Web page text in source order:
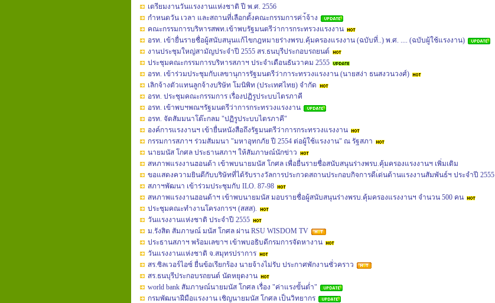
เตรียมงานวันแรงงานแห่งชาติ ปี พ.ศ. 2556
กำหนดวัน เวลา และสถานที่เลือกตั้งคณะกรรมการค่า้จ้าง
คณะกรรมการบริหารสพท.เข้าพบรัฐมนตรีว่าการกระทรวงแรงงาน
อรท. เข้ายื่นรายชื่อผู้สนับสนุนแก้ไขกฎหมายร่างพรบ.คุ้มครองแรงงาน (ฉบับที่..) พ.ศ. .... (ฉบับผู้ใช้แรงงาน)
งานประชุมใหญ่สามัญประจำปี 2555 สร.ธนบุรีประกอบรถยนต์
ประชุมคณะกรรมการบริหารสภาฯ ประจำเดือนธันวาคม 2555
อรท. เข้าร่วมประชุมกับเลขานุการรัฐมนตรีว่าการะทรวงแรงงาน (นายสง่า ธนสงวนวงศ์)
เลิกจ้างตัวแทนลูกจ้างบริษัท โมนิพิท (ประเทศไทย) จำกัด
อรท. ประชุมคณะกรรมการ เรื่องปฏิรูประบบไตรภาคี
อรท. เข้าพบฯพณฯรัฐมนตรีว่าการกระทรวงแรงงาน
อรท. จัดสัมมนาโต๊ะกลม "ปฏิรูประบบไตรภาคี"
องค์การแรงงานฯ เข้ายื่นหนังสือถึงรัฐมนตรีว่าการกระทรวงแรงงาน
กรรมการสภาฯ ร่วมสัมมนา "มหาอุทกภัย ปี 2554 ต่อผู้ใช้แรงงาน" ณ รัฐสภา
นายมนัส โกศล ประธานสภาฯ ให้สัมภาษณ์นักข่าว
สหภาพแรงงานฮอนด้า เข้าพบนายมนัส โกศล เพื่อยื่นรายชื่อสนับสนุนร่างพรบ.คุ้มครองแรงงานฯ เพิ่มเติม
ขอแสดงความยินดีกับบริษัทที่ได้รับรางวัลการประกวดสถานประกอบกิจการดีเ่ด่นด้านแรงงานสัมพันธ์ฯ ประจำปี 2555
สภาฯพัฒนา เข้าร่วมประชุมกับ ILO. 87-98
สหภาพแรงงานฮอนด้าฯ เข้าพบนายมนัส มอบรายชื่อผู้สนับสนุนร่างพรบ.คุ้มครองแรงงานฯ จำนวน 500 คน
ประชุมคณะทำงานโครงการฯ (สสส).
วันแรงงานแห่งชาติ ประจำปี 2555
ม.รังสิต สัมภาษณ์ มนัส โกศล ผ่าน RSU WISDOM TV
ประธานสภาฯ พร้อมเลขาฯ เข้าพบอธิบดีกรมการจัดหางาน
วันแรงงานแห่งชาติ จ.สมุทรปราการ
สร.ซิลเวอร์ไอซ์ ยื่นข้อเรียกร้อง นายจ้างไม่รับ ประกาศพักงานชั่วคราว
สร.ธนบุรีประกอบรถยนต์ นัดหยุดงาน
world bank สัมภาษณ์นายมนัส โกศล เรื่อง "ค่าแรงขั้นต่ำ"
กรมพัฒนาฝีมือแรงงาน เชิญนายมนัส โกศล เป็นวิทยากร